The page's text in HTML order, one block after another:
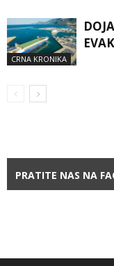
CRNA KRONIKA
PRATITE NAS NA